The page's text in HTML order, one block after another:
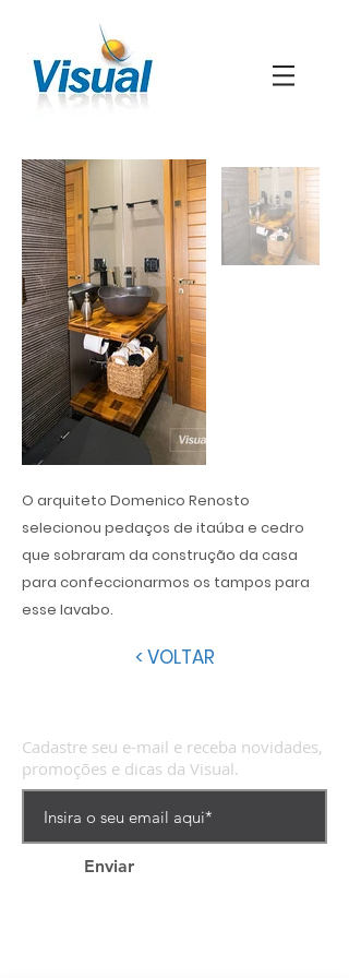
O arquiteto Domenico Renosto
selecionou pedaços de itaúba e cedro
que sobraram da construção da casa
para confeccionarmos os tampos para
esse lavabo.
< VOLTAR
Enviar
Cadastre seu e-mail e receba novidades,
promoções e dicas da Visual.